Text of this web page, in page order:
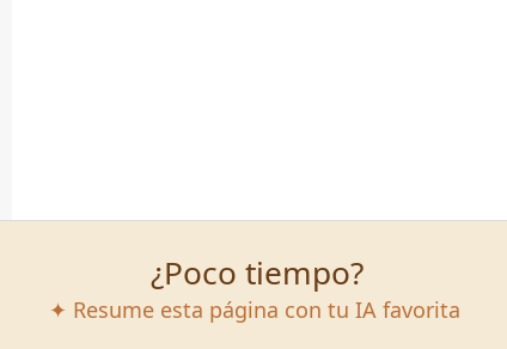
¿Poco tiempo?
✦ Resume esta página con tu IA favorita